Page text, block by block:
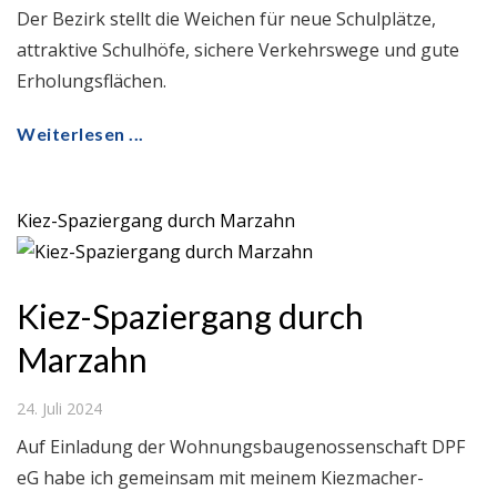
Der Bezirk stellt die Weichen für neue Schulplätze,
attraktive Schulhöfe, sichere Verkehrswege und gute
Erholungsflächen.
Weiterlesen ...
Kiez-Spaziergang durch Marzahn
Kiez-Spaziergang durch
Marzahn
24. Juli 2024
Auf Einladung der Wohnungsbaugenossenschaft DPF
eG habe ich gemeinsam mit meinem Kiezmacher-